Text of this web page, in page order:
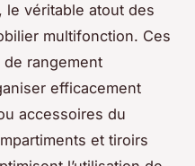
le véritable atout des
multifonction. Ces
rangement
efficacement
accessoires du
et tiroirs